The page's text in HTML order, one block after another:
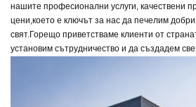
нашите професионални услуги, качествени
цени,което е ключът за нас да печелим
свят.Горещо приветстваме клиенти от
установим сътрудничество и да създадем